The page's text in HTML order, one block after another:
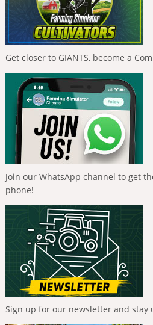
Get closer to GIANTS, become a
Join our WhatsApp channel to get
phone!
Sign up for our newsletter and stay